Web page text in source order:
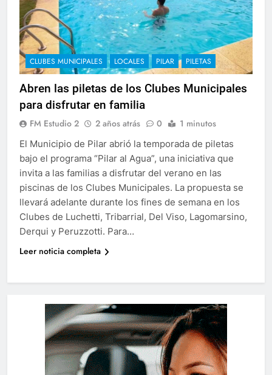
CLUBES MUNICIPALES LOCALES PILAR PILETAS
Abren las piletas de los Clubes Municipales
para disfrutar en familia
FM Estudio 2 2 años atrás 0 1 minutos
El Municipio de Pilar abrió la temporada de piletas
bajo el programa “Pilar al Agua”, una iniciativa que
invita a las familias a disfrutar del verano en las
piscinas de los Clubes Municipales. La propuesta se
llevará adelante durante los fines de semana en los
Clubes de Luchetti, Tribarrial, Del Viso, Lagomarsino,
Derqui y Peruzzotti. Para…
Leer noticia completa